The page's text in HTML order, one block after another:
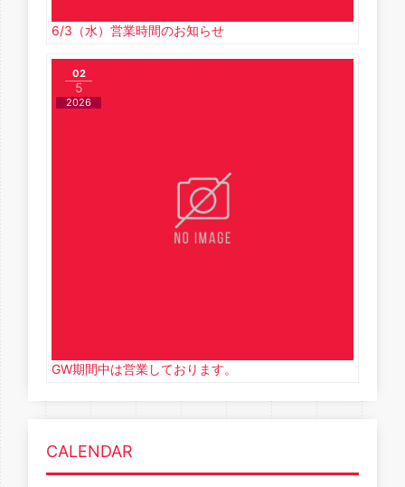
6/3（水）営業時間のお知らせ
GW期間中は営業しております。
02
5
2026
CALENDAR